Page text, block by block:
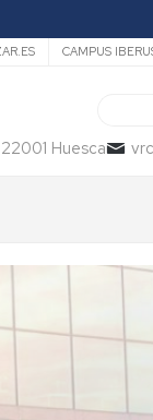
CAMPUS
Huesca